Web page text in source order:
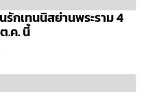
กเทนนิสย่านพระราม 4
.ค. นี้